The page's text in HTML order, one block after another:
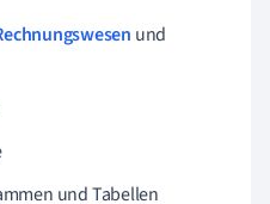
und
und Tabellen